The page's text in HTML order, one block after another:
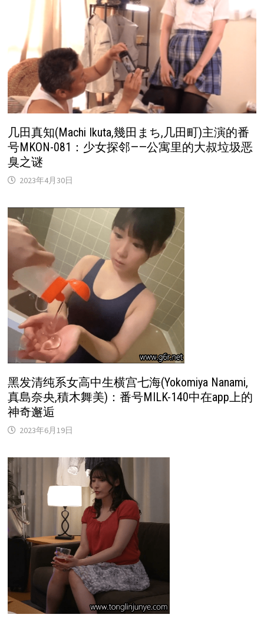
几田真知(Machi Ikuta,幾田まち,几田町)主演的番
号MKON-081：少女探邻——公寓里的大叔垃圾恶
臭之谜
2023年4月30日
黑发清纯系女高中生横宫七海(Yokomiya Nanami,
真島奈央,積木舞美)：番号MILK-140中在app上的
神奇邂逅
2023年6月19日